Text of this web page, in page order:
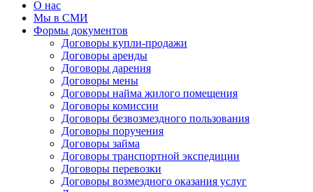
О нас
Мы в СМИ
Формы документов
Договоры купли-продажи
Договоры аренды
Договоры дарения
Договоры мены
Договоры найма жилого помещения
Договоры комиссии
Договоры безвозмездного пользования
Договоры поручения
Договоры займа
Договоры транспортной экспедиции
Договоры перевозки
Договоры возмездного оказания услуг